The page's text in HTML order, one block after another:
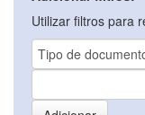
Utilizar filtros para